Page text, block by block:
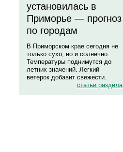
установилась в
Приморье — прогноз
по городам
В Приморском крае сегодня не
только сухо, но и солнечно.
Температуры поднимутся до
летних значений. Легкий
ветерок добавит свежести.
статьи раздела